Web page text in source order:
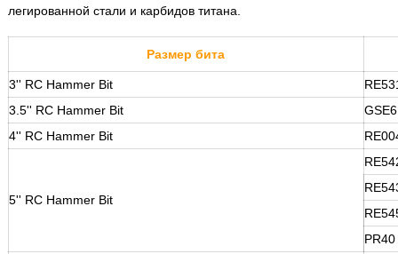
легированной стали и карбидов титана.
Размер бита
3'' RC Hammer Bit
3.5'' RC Hammer Bit
4'' RC Hammer Bit
5'' RC Hammer Bit
PR40